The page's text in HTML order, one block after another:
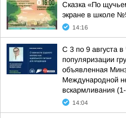
Сказка «По
экране в школе
14:16
С 3 по 9 августа
популяризации
объявленная
Международной
вскармливания (1-
14:04